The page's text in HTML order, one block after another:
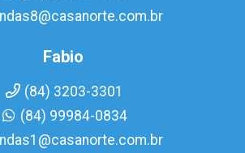
Fabio
(84) 3203-3301
(84) 99984-0834